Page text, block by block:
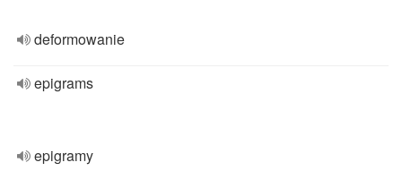
deformowanie
epigrams
epigramy